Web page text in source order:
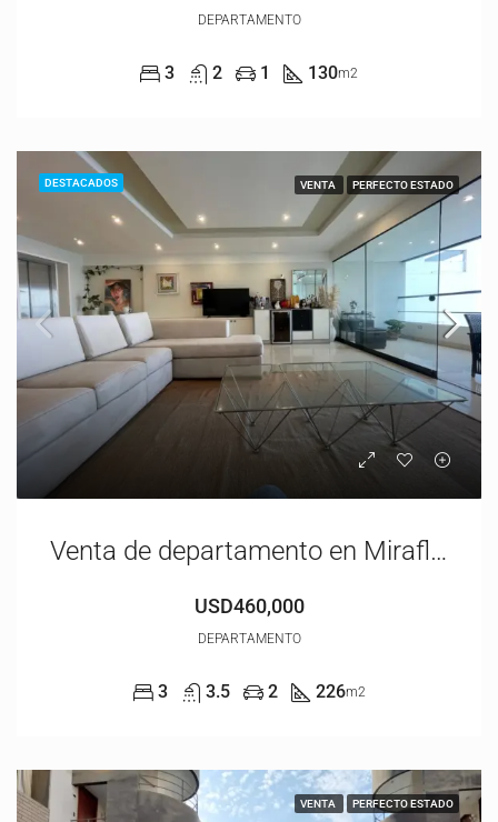
DEPARTAMENTO
3 2 1 130m2
DESTACADOS VENTA PERFECTO ESTADO
Venta de departamento en Miraflores | Vista al mar | USD460,000.00
USD460,000
DEPARTAMENTO
3 3.5 2 226m2
VENTA PERFECTO ESTADO